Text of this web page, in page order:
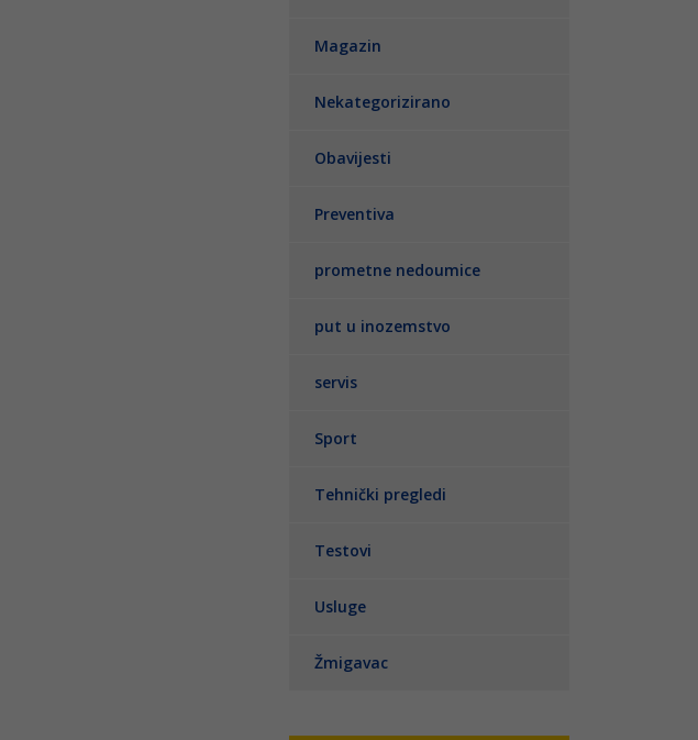
Magazin
Nekategorizirano
Obavijesti
Preventiva
prometne nedoumice
put u inozemstvo
servis
Sport
Tehnički pregledi
Testovi
Usluge
Žmigavac